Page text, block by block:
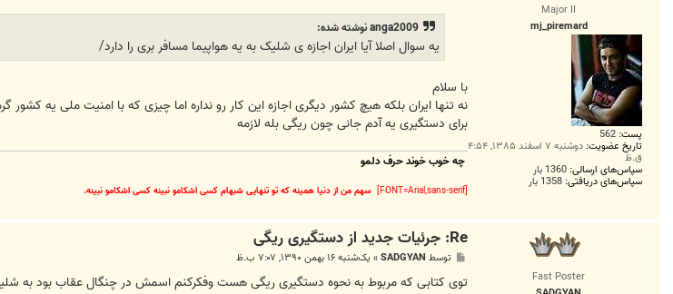
Major II
mj_piremard
پست: 562
تاریخ عضویت: دوشنبه ۷ اسفند ۱۳۸۵, ۴:۵۴
ق.ظ
سپاس‌های ارسالی: 1360 بار
سپاس‌های دریافتی: 1358 بار
anga2009 نوشته شده:
یه سوال اصلا آیا ایران اجازه ی شلیک به یه هواپیما مسافر بری را دارد/
با سلام
نه تنها ایران بلکه هیچ کشور دیگری اجازه این کار رو نداره اما چیزی که با امنیت ملی یه
برای دستگیری یه آدم جانی چون ریگی بله لازمه
چه خوب خوند حرف دلمو
[FONT=Arial,sans-serif] سهم من از دنیا همینه که تو تنهایی شبهام کسی اشکامو نبینه کسی اشکامو نبینه.
Fast Poster
Re: جرئیات جدید از دستگیری ریگی
ت
توسط SADGYAN
» یک‌شنبه ۱۶ بهمن ۱۳۹۰, ۷:۰۷ ب.ظ
توی کتابی که مربوط به نحوه دستگیری ریگی هست وفکرکنم اسمش در چنگال عقاب بود به